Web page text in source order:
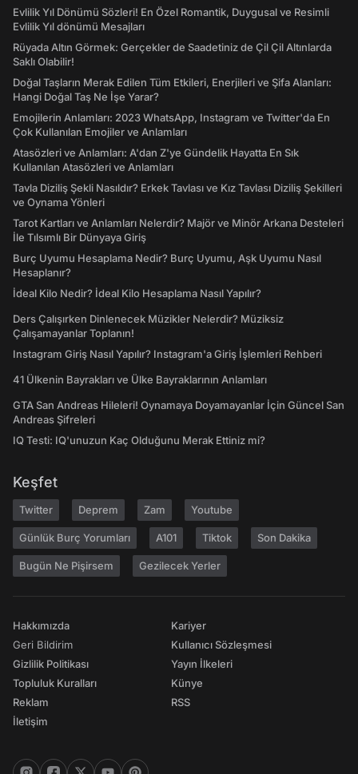
Evlilik Yıl Dönümü Sözleri! En Özel Romantik, Duygusal ve Resimli
Evlilik Yıl dönümü Mesajları
Rüyada Altın Görmek: Gerçekler de Saadetiniz de Çil Çil Altınlarda
Saklı Olabilir!
Doğal Taşların Merak Edilen Tüm Etkileri, Enerjileri ve Şifa Alanları:
Hangi Doğal Taş Ne İşe Yarar?
Emojilerin Anlamları: 2023 WhatsApp, Instagram ve Twitter'da En
Çok Kullanılan Emojiler ve Anlamları
Atasözleri ve Anlamları: A'dan Z'ye Gündelik Hayatta En Sık
Kullanılan Atasözleri ve Anlamları
Tavla Diziliş Şekli Nasıldır? Erkek Tavlası ve Kız Tavlası Diziliş Şekilleri
ve Oynama Yönleri
Tarot Kartları ve Anlamları Nelerdir? Majör ve Minör Arkana Desteleri
İle Tılsımlı Bir Dünyaya Giriş
Burç Uyumu Hesaplama Nedir? Burç Uyumu, Aşk Uyumu Nasıl
Hesaplanır?
İdeal Kilo Nedir? İdeal Kilo Hesaplama Nasıl Yapılır?
Ders Çalışırken Dinlenecek Müzikler Nelerdir? Müziksiz
Çalışamayanlar Toplanın!
Instagram Giriş Nasıl Yapılır? Instagram'a Giriş İşlemleri Rehberi
41 Ülkenin Bayrakları ve Ülke Bayraklarının Anlamları
GTA San Andreas Hileleri! Oynamaya Doyamayanlar İçin Güncel San
Andreas Şifreleri
IQ Testi: IQ'unuzun Kaç Olduğunu Merak Ettiniz mi?
Keşfet
Twitter Deprem Zam Youtube
Günlük Burç Yorumları A101 Tiktok Son Dakika
Bugün Ne Pişirsem Gezilecek Yerler
Hakkımızda
Geri Bildirim
Gizlilik Politikası
Topluluk Kuralları
Reklam
İletişim
Kariyer
Kullanıcı Sözleşmesi
Yayın İlkeleri
Künye
RSS